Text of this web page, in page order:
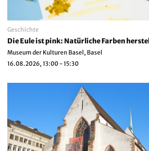
Geschichte
Die Eule ist pink: Natürliche Farben
Museum der Kulturen Basel, Basel
16.08.2026, 13:00 - 15:30